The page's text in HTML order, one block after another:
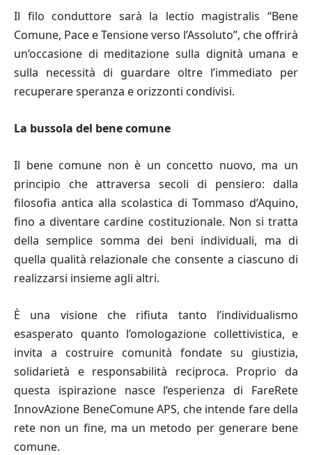
Il filo conduttore sarà la lectio magistralis “Bene
Comune, Pace e Tensione verso l’Assoluto”, che offrirà
un’occasione di meditazione sulla dignità umana e
sulla necessità di guardare oltre l’immediato per
recuperare speranza e orizzonti condivisi.
La bussola del bene comune
Il bene comune non è un concetto nuovo, ma un
principio che attraversa secoli di pensiero: dalla
filosofia antica alla scolastica di Tommaso d’Aquino,
fino a diventare cardine costituzionale. Non si tratta
della semplice somma dei beni individuali, ma di
quella qualità relazionale che consente a ciascuno di
realizzarsi insieme agli altri.
È una visione che rifiuta tanto l’individualismo
esasperato quanto l’omologazione collettivistica, e
invita a costruire comunità fondate su giustizia,
solidarietà e responsabilità reciproca. Proprio da
questa ispirazione nasce l’esperienza di FareRete
InnovAzione BeneComune APS, che intende fare della
rete non un fine, ma un metodo per generare bene
comune.